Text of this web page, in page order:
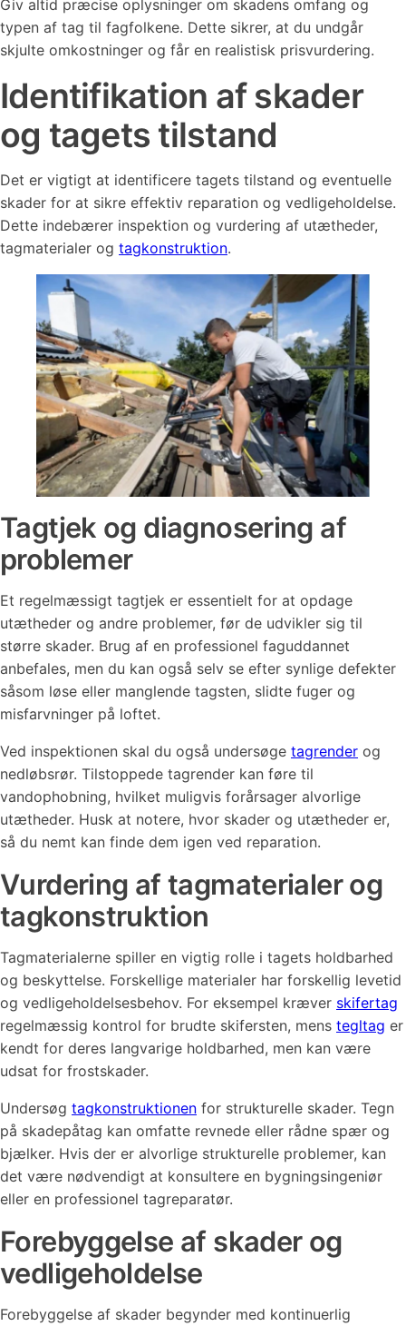
Giv altid præcise oplysninger om skadens omfang og
typen af tag til fagfolkene. Dette sikrer, at du undgår
skjulte omkostninger og får en realistisk prisvurdering.
Identifikation af skader
og tagets tilstand
Det er vigtigt at identificere tagets tilstand og eventuelle
skader for at sikre effektiv reparation og vedligeholdelse.
Dette indebærer inspektion og vurdering af utætheder,
tagmaterialer og tagkonstruktion.
Tagtjek og diagnosering af
problemer
Et regelmæssigt tagtjek er essentielt for at opdage
utætheder og andre problemer, før de udvikler sig til
større skader. Brug af en professionel faguddannet
anbefales, men du kan også selv se efter synlige defekter
såsom løse eller manglende tagsten, slidte fuger og
misfarvninger på loftet.
Ved inspektionen skal du også undersøge tagrender og
nedløbsrør. Tilstoppede tagrender kan føre til
vandophobning, hvilket muligvis forårsager alvorlige
utætheder. Husk at notere, hvor skader og utætheder er,
så du nemt kan finde dem igen ved reparation.
Vurdering af tagmaterialer og
tagkonstruktion
Tagmaterialerne spiller en vigtig rolle i tagets holdbarhed
og beskyttelse. Forskellige materialer har forskellig levetid
og vedligeholdelsesbehov. For eksempel kræver skifertag
regelmæssig kontrol for brudte skifersten, mens tegltag er
kendt for deres langvarige holdbarhed, men kan være
udsat for frostskader.
Undersøg tagkonstruktionen for strukturelle skader. Tegn
på skadepåtag kan omfatte revnede eller rådne spær og
bjælker. Hvis der er alvorlige strukturelle problemer, kan
det være nødvendigt at konsultere en bygningsingeniør
eller en professionel tagreparatør.
Forebyggelse af skader og
vedligeholdelse
Forebyggelse af skader begynder med kontinuerlig